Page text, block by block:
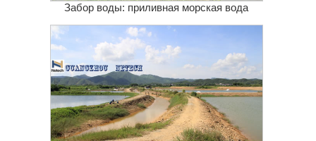
Забор воды: приливная морская вода